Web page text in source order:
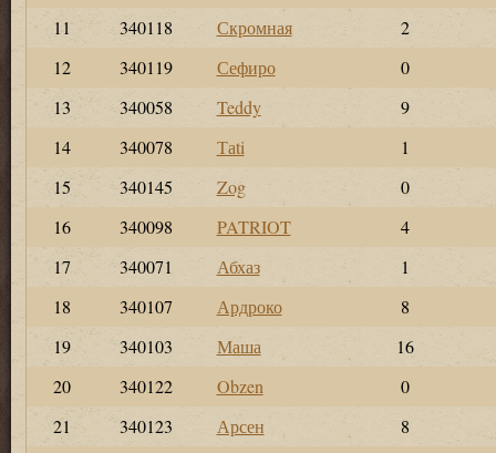
11
340118 Скромная
2
12
340119 Сефиро
0
13
340058 Teddy
9
14
340078 Таti
1
15
340145 Zog
0
16
340098 PATRIOT
4
17
340071 Абхаз
1
18
340107 Ардроко
8
19
340103 Маша
16
20
340122 Obzen
0
21
340123 Арсен
8